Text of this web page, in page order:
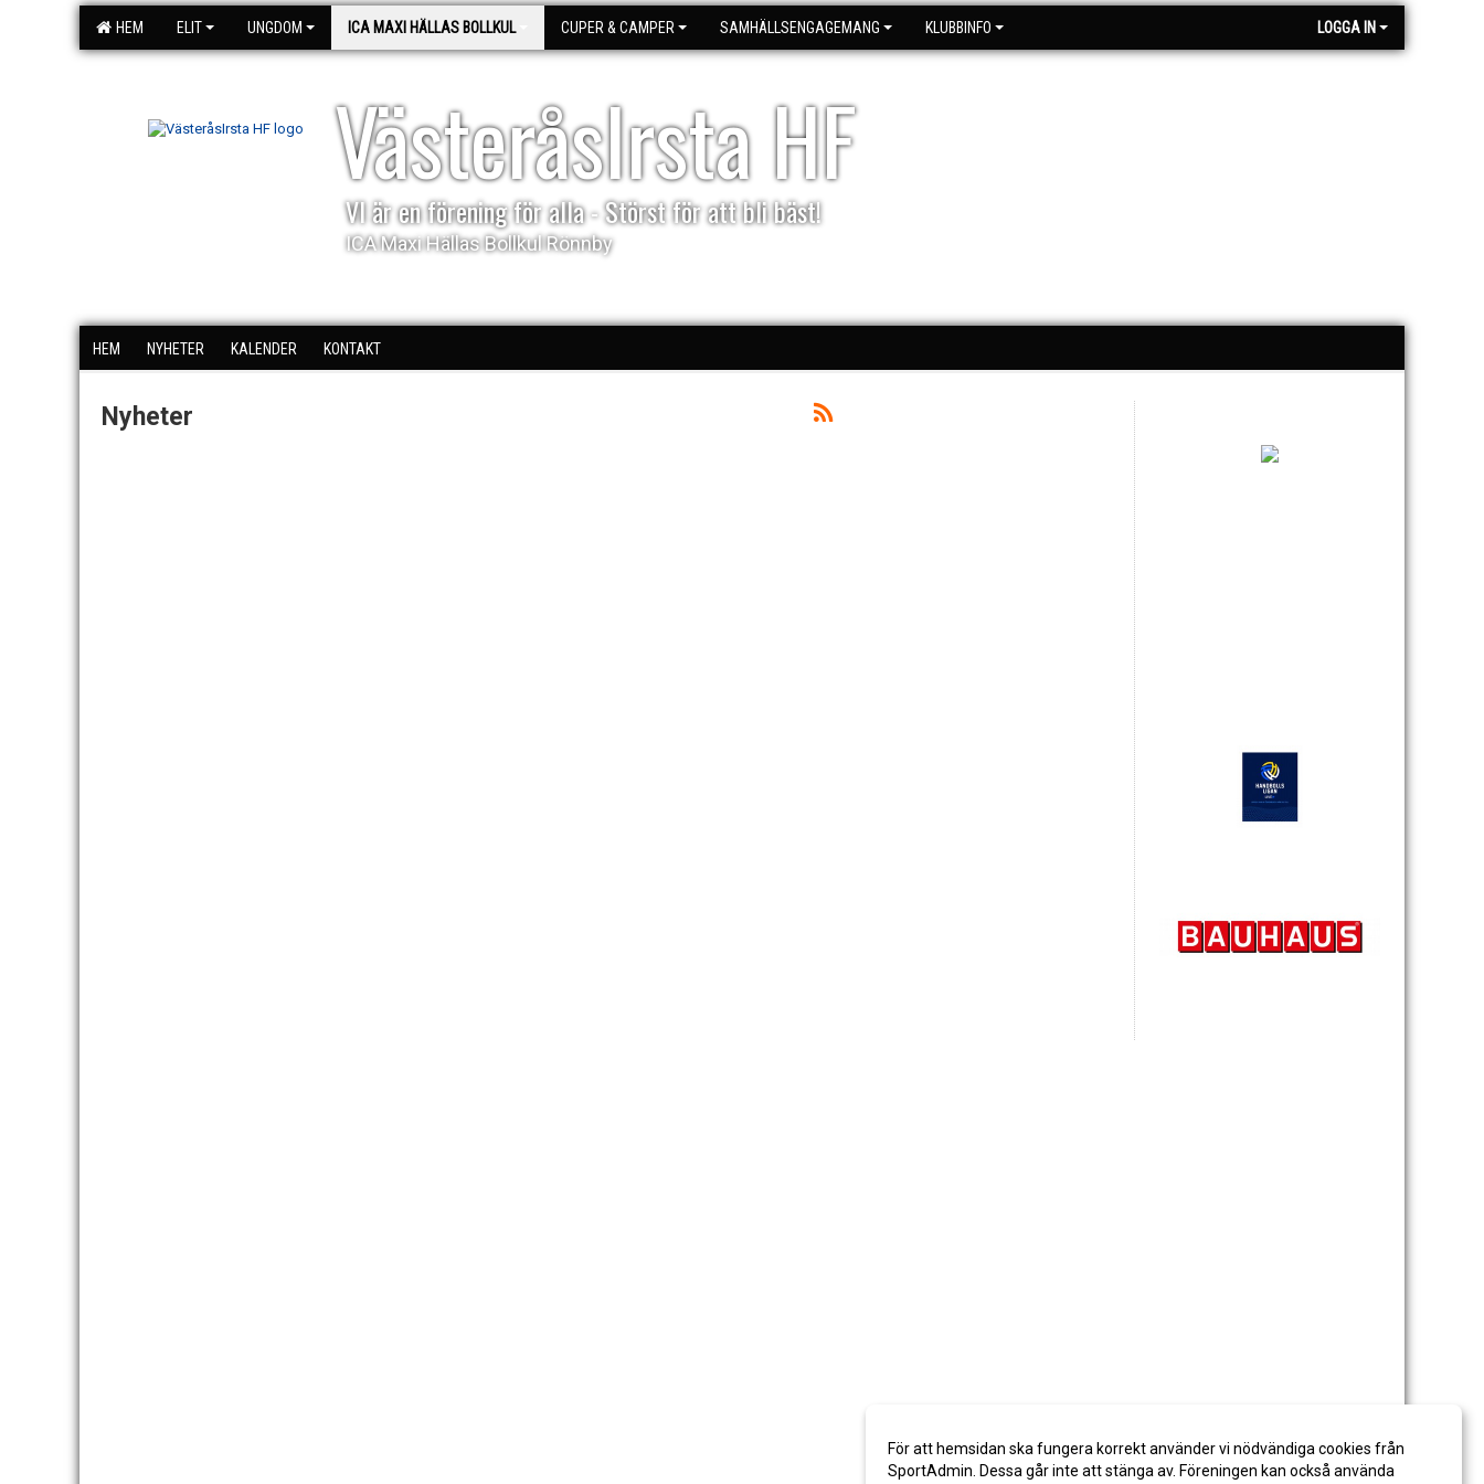
HEM ELIT UNGDOM ICA MAXI HÄLLAS BOLLKUL CUPER & CAMPER SAMHÄLLSENGAGEMANG KLUBBINFO LOGGA IN
VästeråsIrsta HF
VI är en förening för alla - Störst för att bli bäst!
ICA Maxi Hällas Bollkul Rönnby
HEM NYHETER KALENDER KONTAKT
Nyheter
För att hemsidan ska fungera korrekt använder vi nödvändiga cookies från
SportAdmin. Dessa går inte att stänga av. Föreningen kan också använda